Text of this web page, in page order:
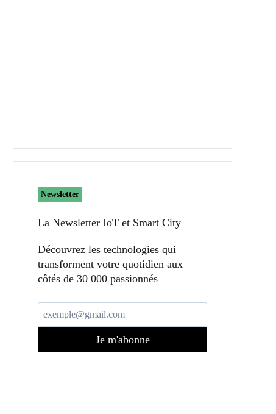
Newsletter
La Newsletter IoT et Smart City​
Découvrez les technologies qui
transforment votre quotidien aux
côtés de 30 000 passionnés
Je m'abonne